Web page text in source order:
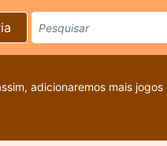
adicionaremos mais jogos